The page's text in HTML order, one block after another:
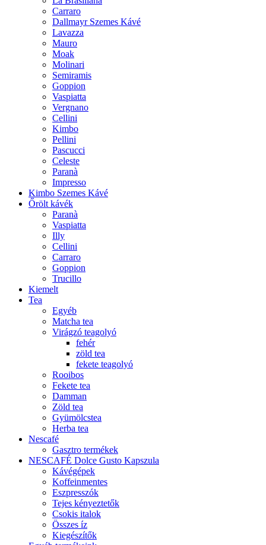
Carraro
Dallmayr Szemes Kávé
Lavazza
Mauro
Moak
Molinari
Semiramis
Goppion
Vaspiatta
Vergnano
Cellini
Kimbo
Pellini
Pascucci
Celeste
Paranà
Impresso
Kimbo Szemes Kávé
Őrölt kávék
Paranà
Vaspiatta
Illy
Cellini
Carraro
Goppion
Trucillo
Kiemelt
Tea
Egyéb
Matcha tea
Virágzó teagolyó
fehér
zöld tea
fekete teagolyó
Rooibos
Fekete tea
Damman
Zöld tea
Gyümölcstea
Herba tea
Nescafé
Gasztro termékek
NESCAFÉ Dolce Gusto Kapszula
Kávégépek
Koffeinmentes
Eszpresszók
Tejes kényeztetők
Csokis italok
Összes íz
Kiegészítők